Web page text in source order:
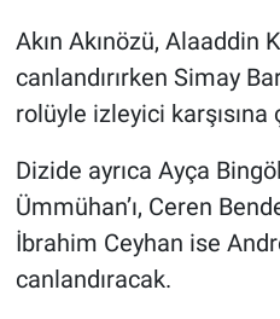
Akın Akınözü, Alaaddin
canlandırırken Simay
rolüyle izleyici karşısına
Dizide ayrıca Ayça
Ümmühan’ı, Ceren
İbrahim Ceyhan ise
canlandıracak.